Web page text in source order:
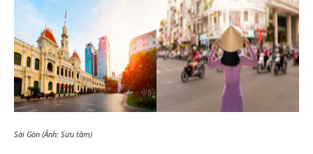
Sài Gòn (Ảnh: Sưu tầm)